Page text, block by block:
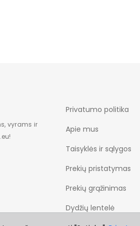
vyrams ir
Privatumo politika
Apie mus
Taisyklės ir sąlygos
Prekių pristatymas
Prekių grąžinimas
Dydžių lentelė